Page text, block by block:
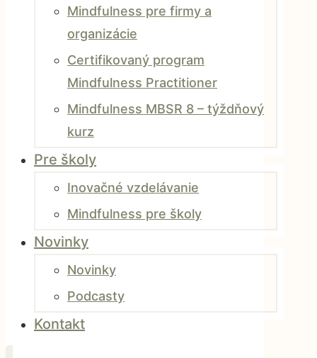
Mindfulness pre firmy a
organizácie
Certifikovaný program
Mindfulness Practitioner
Mindfulness MBSR 8 – týždňový
kurz
Pre školy
Inovačné vzdelávanie
Mindfulness pre školy
Novinky
Novinky
Podcasty
Kontakt